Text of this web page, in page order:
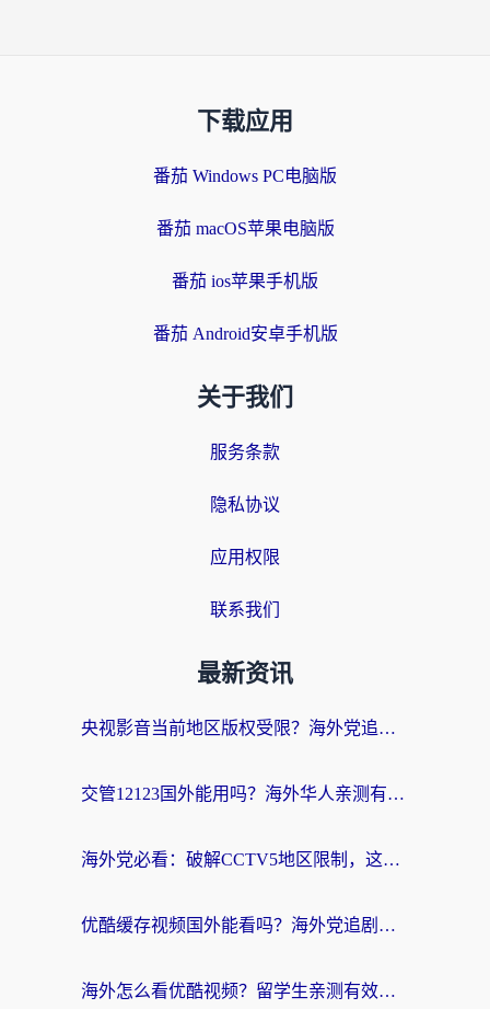
下载应用
番茄 Windows PC电脑版
番茄 macOS苹果电脑版
番茄 ios苹果手机版
番茄 Android安卓手机版
关于我们
服务条款
隐私协议
应用权限
联系我们
最新资讯
央视影音当前地区版权受限？海外党追剧看片的终极解决方案来了
交管12123国外能用吗？海外华人亲测有效的回国加速器选择指南
海外党必看：破解CCTV5地区限制，这样看欧洲杯奥运直播才够爽！
优酷缓存视频国外能看吗？海外党追剧看片的终极解决方案来了
海外怎么看优酷视频？留学生亲测有效的回国加速器选择指南